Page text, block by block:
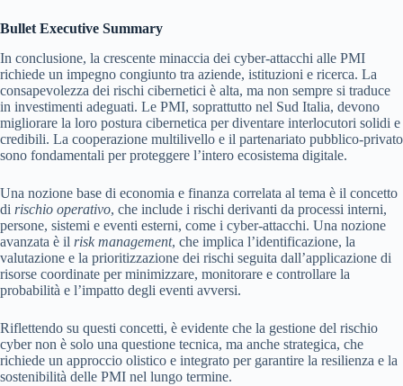
Bullet Executive Summary
In conclusione, la crescente minaccia dei cyber-attacchi alle PMI
richiede un impegno congiunto tra aziende, istituzioni e ricerca. La
consapevolezza dei rischi cibernetici è alta, ma non sempre si traduce
in investimenti adeguati. Le PMI, soprattutto nel Sud Italia, devono
migliorare la loro postura cibernetica per diventare interlocutori solidi e
credibili. La cooperazione multilivello e il partenariato pubblico-privato
sono fondamentali per proteggere l’intero ecosistema digitale.
Una nozione base di economia e finanza correlata al tema è il concetto
di rischio operativo, che include i rischi derivanti da processi interni,
persone, sistemi e eventi esterni, come i cyber-attacchi. Una nozione
avanzata è il risk management, che implica l’identificazione, la
valutazione e la prioritizzazione dei rischi seguita dall’applicazione di
risorse coordinate per minimizzare, monitorare e controllare la
probabilità e l’impatto degli eventi avversi.
Riflettendo su questi concetti, è evidente che la gestione del rischio
cyber non è solo una questione tecnica, ma anche strategica, che
richiede un approccio olistico e integrato per garantire la resilienza e la
sostenibilità delle PMI nel lungo termine.